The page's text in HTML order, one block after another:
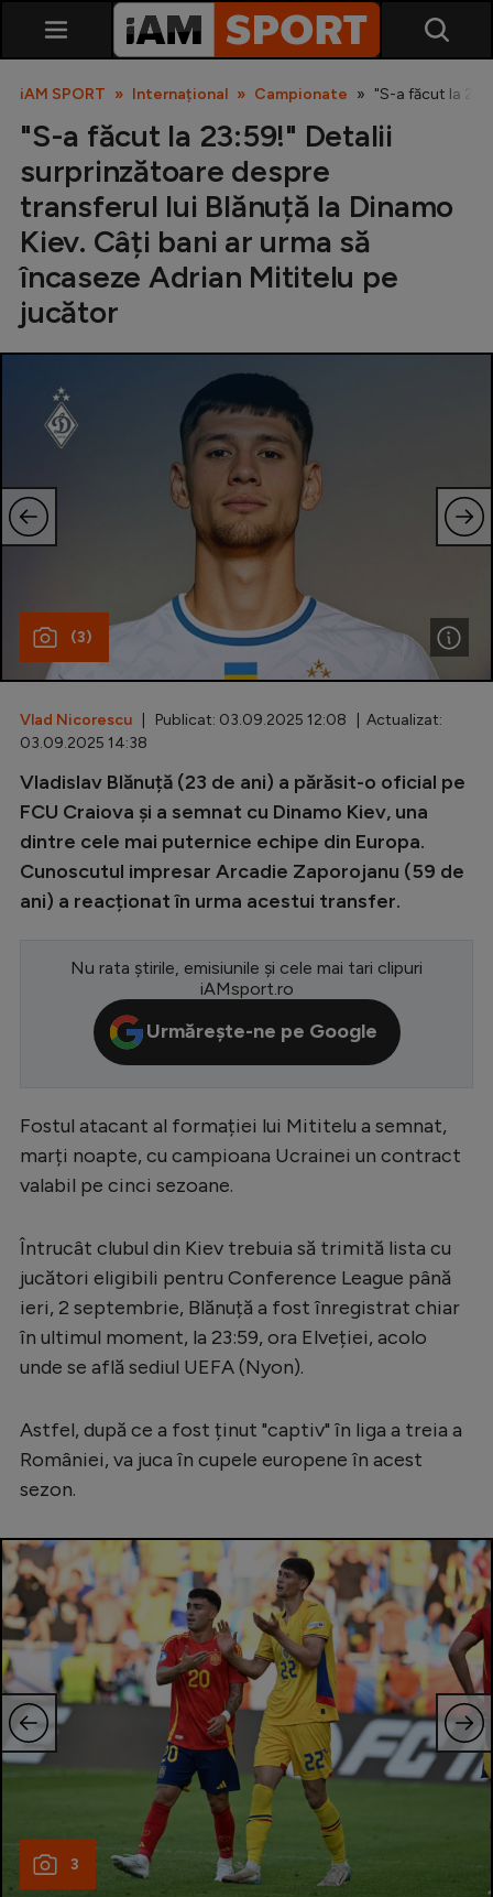
SuperLiga
Cupa României
Echipa Națională
Fotbal feminin
Special
Inedit
Champions League
Europa League
Conference League
CM 2026
LaLiga
Serie A
Campionate
Starurile fotbalului
Stranieri
Clasamente
Tenis
Handbal
Formula 1
Gimnastică
Auto
Rugby
Ciclism
Alte sporturi
JO 2024
JO 2026
iAM SPORT Internațional Campionate "S-a făcut la
"S-a făcut la 23:59!" Detalii
surprinzătoare despre
transferul lui Blănuță la Dinamo
Kiev. Câți bani ar urma să
încaseze Adrian Mititelu pe
jucător
(3)
Vlad Nicorescu | Publicat: 03.09.2025 12:08 | Actualizat:
03.09.2025 14:38
Vladislav Blănuță (23 de ani) a părăsit-o oficial pe
FCU Craiova și a semnat cu Dinamo Kiev, una
dintre cele mai puternice echipe din Europa.
Cunoscutul impresar Arcadie Zaporojanu (59 de
ani) a reacționat în urma acestui transfer.
Nu rata știrile, emisiunile și cele mai tari clipuri
iAMsport.ro
Urmărește-ne pe Google
Fostul atacant al formației lui Mititelu a semnat,
marți noapte, cu campioana Ucrainei un contract
valabil pe cinci sezoane.
Întrucât clubul din Kiev trebuia să trimită lista cu
jucători eligibili pentru Conference League până
ieri, 2 septembrie, Blănuță a fost înregistrat chiar
în ultimul moment, la 23:59, ora Elveției, acolo
unde se află sediul UEFA (Nyon).
Astfel, după ce a fost ținut "captiv" în liga a treia a
României, va juca în cupele europene în acest
sezon.
3